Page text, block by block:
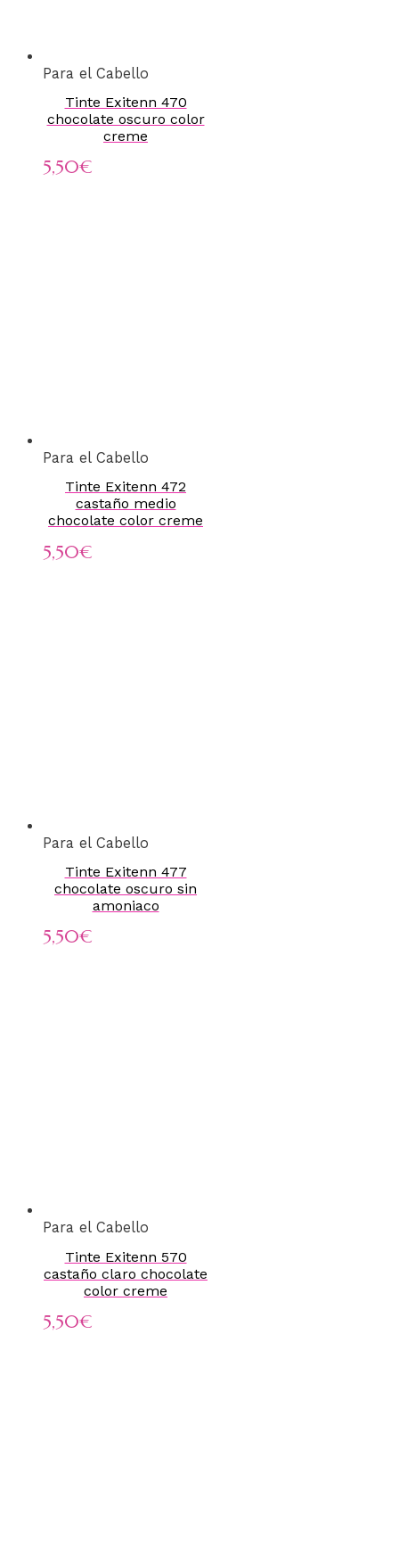
Para el Cabello
Tinte Exitenn 470
chocolate oscuro color
creme
5,50€
Para el Cabello
Tinte Exitenn 472
castaño medio
chocolate color creme
5,50€
Para el Cabello
Tinte Exitenn 477
chocolate oscuro sin
amoniaco
5,50€
Para el Cabello
Tinte Exitenn 570
castaño claro chocolate
color creme
5,50€